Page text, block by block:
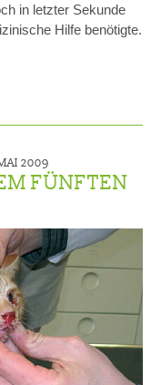
in letzter Sekunde
Hilfe benötigte.
2009
FÜNFTEN